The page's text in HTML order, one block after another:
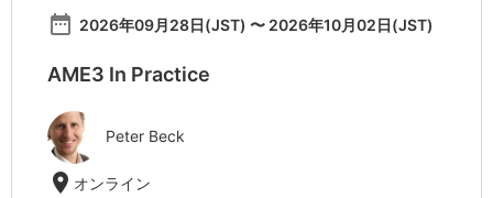
date_range 2026年09月28日(JST) 〜 2026年10月02日(JST)
AME3 In Practice
Peter Beck
location_on オンライン